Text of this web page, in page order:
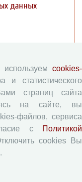
данных
cookies-
статистического
страниц сайта
на сайте, вы
файлов, сервиса
с
Политикой
cookies Вы